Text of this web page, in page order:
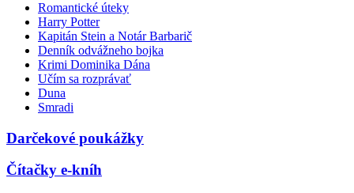
Romantické úteky
Harry Potter
Kapitán Stein a Notár Barbarič
Denník odvážneho bojka
Krimi Dominika Dána
Učím sa rozprávať
Duna
Smradi
Darčekové poukážky
Čítačky e-kníh